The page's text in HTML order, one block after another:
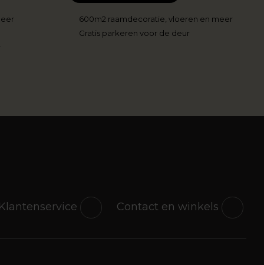
600m2 raamdecoratie, vloeren en meer
Gratis parkeren voor de deur
Contact en winkels